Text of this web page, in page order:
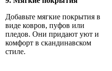
Добавьте мягкие покрытия в
виде ковров, пуфов или
пледов. Они придают уют и
комфорт в скандинавском
стиле.